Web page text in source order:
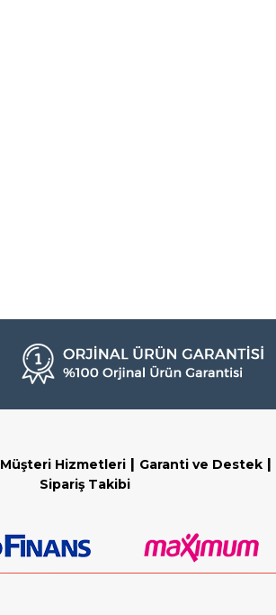
Müşteri Hizmetleri | Garanti ve Destek |
Sipariş Takibi